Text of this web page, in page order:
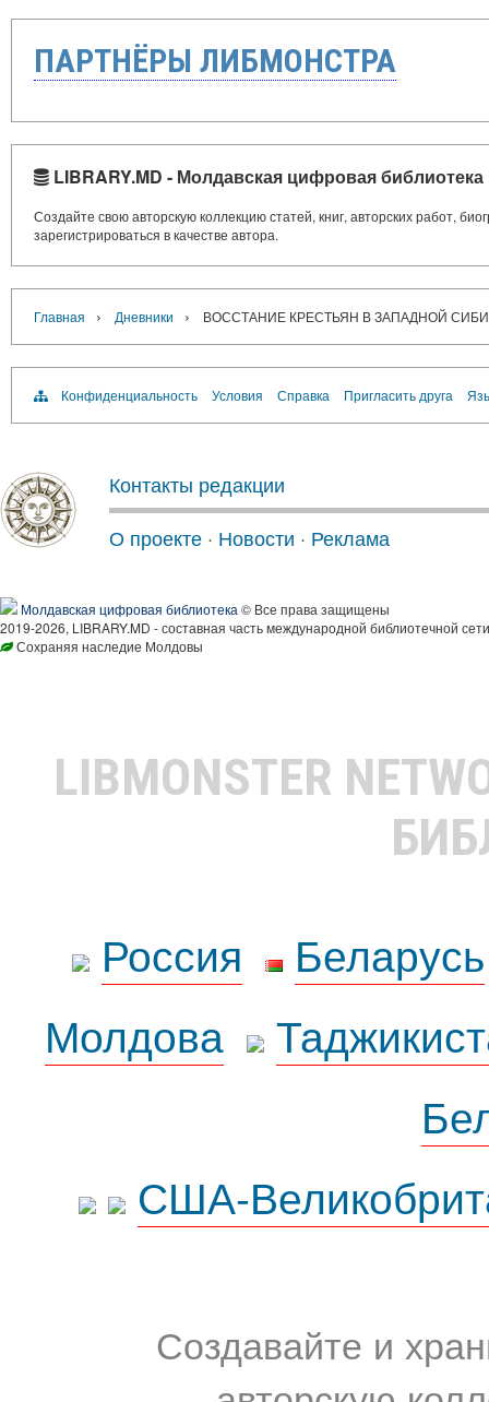
ПАРТНЁРЫ ЛИБМОНСТРА
LIBRARY.MD - Молдавская цифровая библиотека
Создайте свою авторскую коллекцию статей, книг, авторских работ,
зарегистрироваться в качестве автора.
Главная › Дневники › ВОССТАНИЕ КРЕСТЬЯН В ЗАПАДНОЙ
Конфиденциальность Условия Справка Пригласить друга
Контакты редакции
О проекте · Новости · Реклама
Молдавская цифровая библиотека © Все права защищены
2019-2026, LIBRARY.MD - составная часть международной библиотечной
Сохраняя наследие Молдовы
LIBMONSTER
Россия
Беларусь
Молдова
США-
Создавайте и